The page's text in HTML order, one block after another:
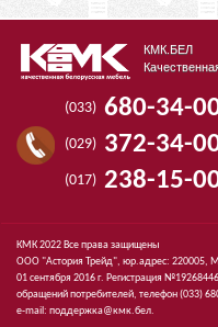
КМК.БЕЛ
(033) 680-34-
(029) 372-34-
(017) 238-15-
КМК 2022 Все права защищены
ООО "Астория Трейд", юр.адрес: 220005,
01 сентября 2016 г. Регистрация
обращений потребителей, телефон(033)
e-mail: поддержка@кмк.бел.